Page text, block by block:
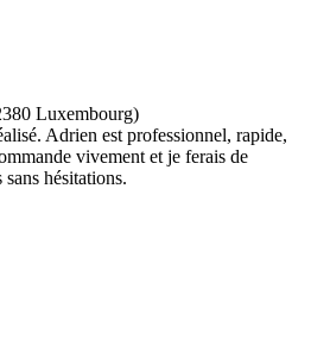
Luxembourg)
Adrien est professionnel, rapide,
vivement et je ferais de
hésitations.